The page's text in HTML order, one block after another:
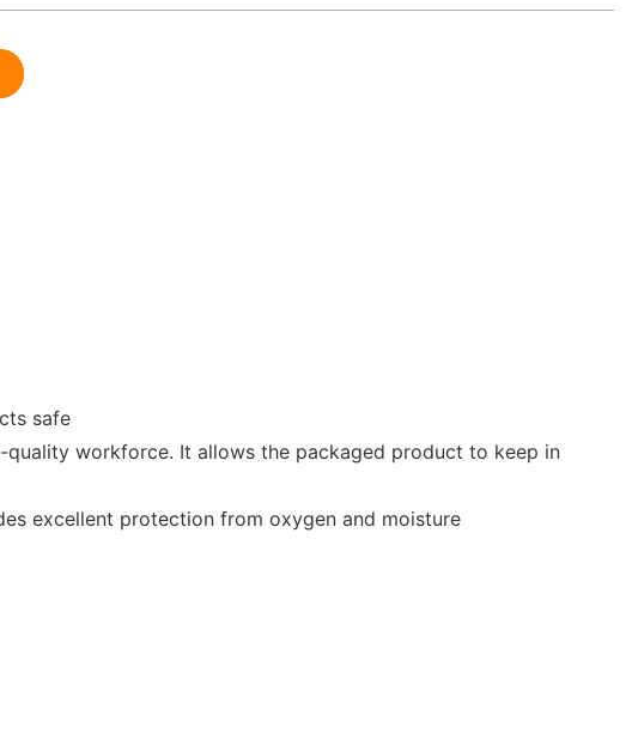
safe
workforce. It allows the packaged product to keep in
excellent protection from oxygen and moisture